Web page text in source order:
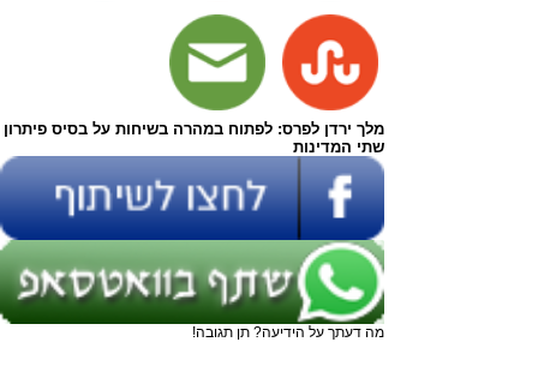
מלך ירדן לפרס: לפתוח במהרה בשיחות על בסיס פיתרון
שתי המדינות
מה דעתך על הידיעה? תן תגובה!